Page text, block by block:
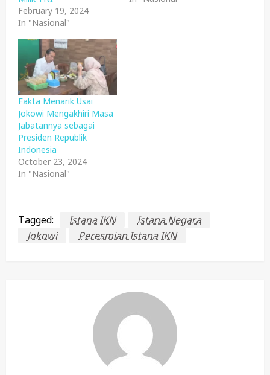
February 19, 2024
In "Nasional"
Fakta Menarik Usai
Jokowi Mengakhiri Masa
Jabatannya sebagai
Presiden Republik
Indonesia
October 23, 2024
In "Nasional"
Tagged: Istana IKN
Istana Negara
Jokowi
Peresmian Istana IKN